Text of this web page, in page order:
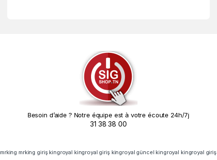
Besoin d’aide ? Notre équipe est à votre écoute 24h/7j
31 38 38 00
mrking mrking giriş kingroyal kingroyal giriş kingroyal güncel kingroyal kingroyal giriş